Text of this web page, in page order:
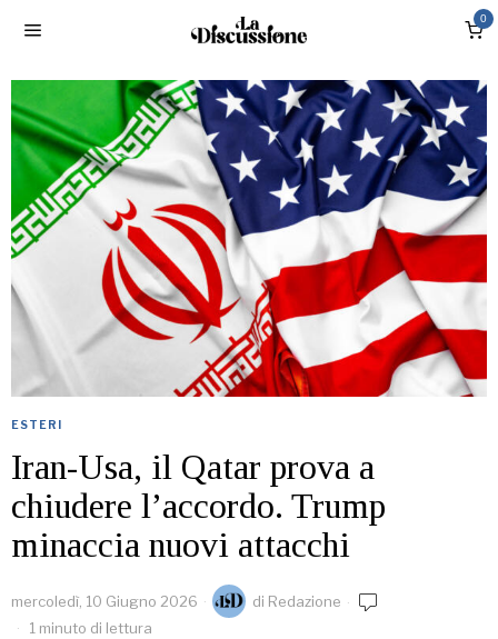
0
ESTERI
Iran-Usa, il Qatar prova a
chiudere l’accordo. Trump
minaccia nuovi attacchi
mercoledì, 10 Giugno 2026 di Redazione
1 minuto di lettura